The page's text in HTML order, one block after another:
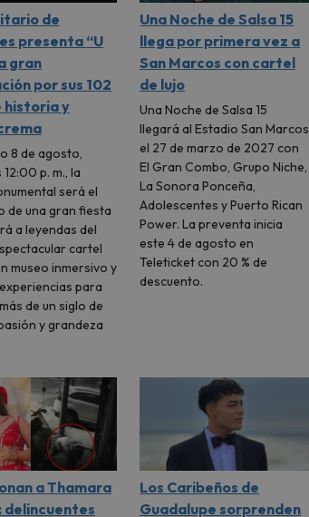
de
presenta “U
gran
por sus 102
historia y
8 de agosto,
p. m., la
será el
de una gran fiesta
a leyendas del
cartel
museo inmersivo y
para
de un siglo de
y grandeza
Una Noche de Salsa 15
llega por primera vez a
San Marcos con cartel
de lujo
Una Noche de Salsa 15
llegará al Estadio San Marcos
el 27 de marzo de 2027 con
El Gran Combo, Grupo Niche,
La Sonora Ponceña,
Adolescentes y Puerto Rican
Power. La preventa inicia
este 4 de agosto en
Teleticket con 20 % de
descuento.
a Thamara
delincuentes
Los Caribeños de
Guadalupe sorprenden